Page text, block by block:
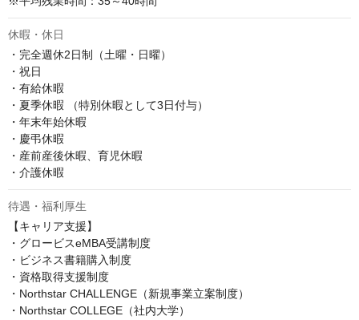
休暇・休日
・完全週休2日制（土曜・日曜）
・祝日
・有給休暇
・夏季休暇 （特別休暇として3日付与）
・年末年始休暇
・慶弔休暇
・産前産後休暇、育児休暇
・介護休暇
待遇・福利厚生
【キャリア支援】
・グロービスeMBA受講制度
・ビジネス書籍購入制度
・資格取得支援制度
・Northstar CHALLENGE（新規事業立案制度）
・Northstar COLLEGE（社内大学）